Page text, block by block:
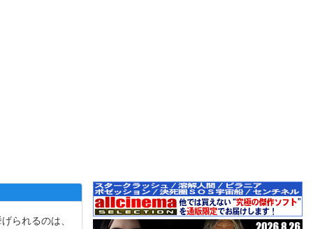
られるのは、